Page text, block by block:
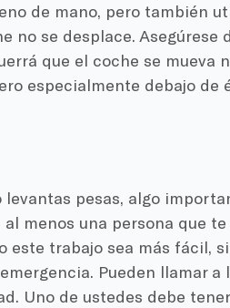
de mano, pero también
no se desplace. Asegúrese
que el coche se mueva
especialmente debajo de
pesas, algo
menos una persona que te
este trabajo sea más fácil,
Pueden llamar a
Uno de ustedes debe